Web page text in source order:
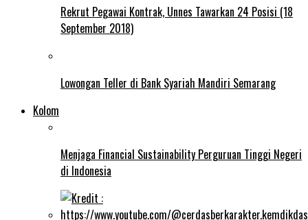
Rekrut Pegawai Kontrak, Unnes Tawarkan 24 Posisi (18
September 2018)
Lowongan Teller di Bank Syariah Mandiri Semarang
Kolom
Menjaga Financial Sustainability Perguruan Tinggi Negeri
di Indonesia